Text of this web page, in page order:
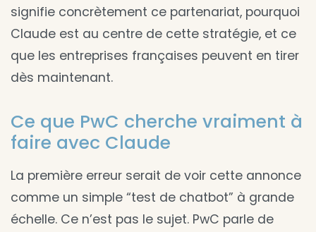
signifie concrètement ce partenariat, pourquoi
Claude est au centre de cette stratégie, et ce
que les entreprises françaises peuvent en tirer
dès maintenant.
Ce que PwC cherche vraiment à
faire avec Claude
La première erreur serait de voir cette annonce
comme un simple “test de chatbot” à grande
échelle. Ce n’est pas le sujet. PwC parle de